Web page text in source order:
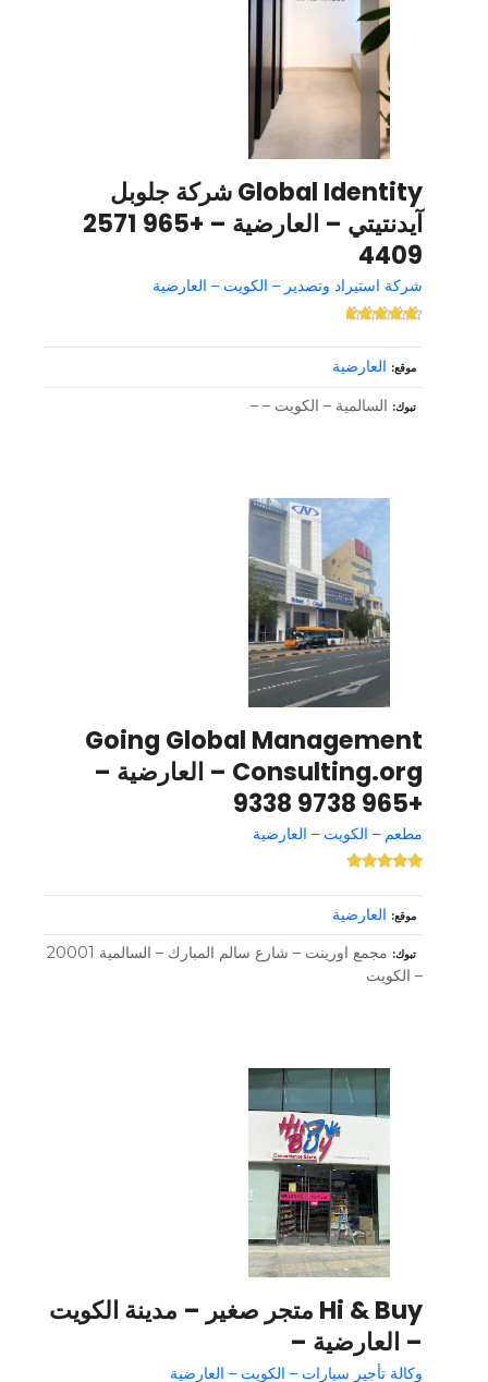
Global Identity شركة جلوبل
آيدنتيتي – العارضية – +965 2571
4409
شركة استيراد وتصدير – الكويت – العارضية
موقع العارضية
تبوك السالمية – الكويت – –
Going Global Management
Consulting.org – العارضية –
+965 9738 9338
مطعم – الكويت – العارضية
موقع العارضية
تبوك
مجمع اورينت – شارع سالم المبارك – السالمية 20001
– الكويت
Hi & Buy متجر صغير – مدينة الكويت
– العارضية –
وكالة تأجير سيارات – الكويت – العارضية